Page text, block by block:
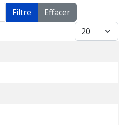
Filtre Effacer
Afficher #